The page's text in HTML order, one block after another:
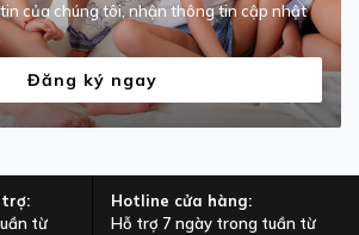
của chúng tôi, nhận thông tin cập nhật
Đăng ký ngay
trợ:
từ
Hotline cửa hàng:
Hỗ trợ 7 ngày trong tuần từ